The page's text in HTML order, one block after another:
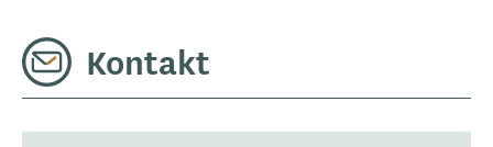
Kontakt